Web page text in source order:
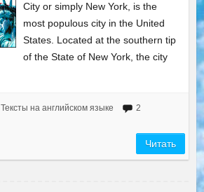
City or simply New York, is the
most populous city in the United
States. Located at the southern tip
of the State of New York, the city
Тексты на английском языке
2
Читать